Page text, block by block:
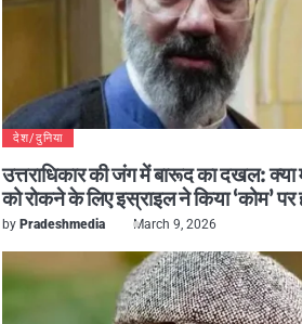
देश/दुनिया
उत्तराधिकार की जंग में बारूद का दखल:
को रोकने के लिए इस्राइल ने किया ‘कोम’ पर
by Pradeshmedia March 9, 2026